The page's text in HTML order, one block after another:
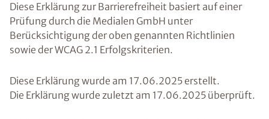
Diese Erklärung zur Barrierefreiheit basiert auf einer
Prüfung durch die Medialen GmbH unter
Berücksichtigung der oben genannten Richtlinien
sowie der WCAG 2.1 Erfolgskriterien.
Diese Erklärung wurde am 17.06.2025 erstellt.
Die Erklärung wurde zuletzt am 17.06.2025 überprüft.